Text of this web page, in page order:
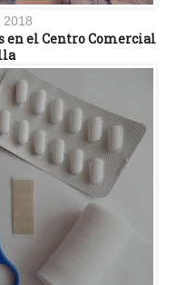
2018
en el Centro Comercial